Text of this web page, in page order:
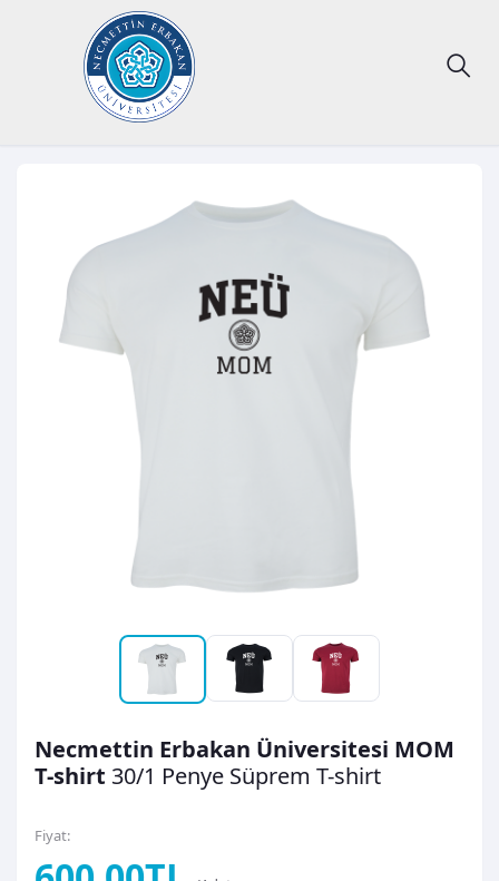
Necmettin Erbakan Üniversitesi MOM
T-shirt 30/1 Penye Süprem T-shirt
Fiyat: